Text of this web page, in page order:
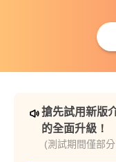
搶先試用新版
的全面升級！
(測試期間僅部